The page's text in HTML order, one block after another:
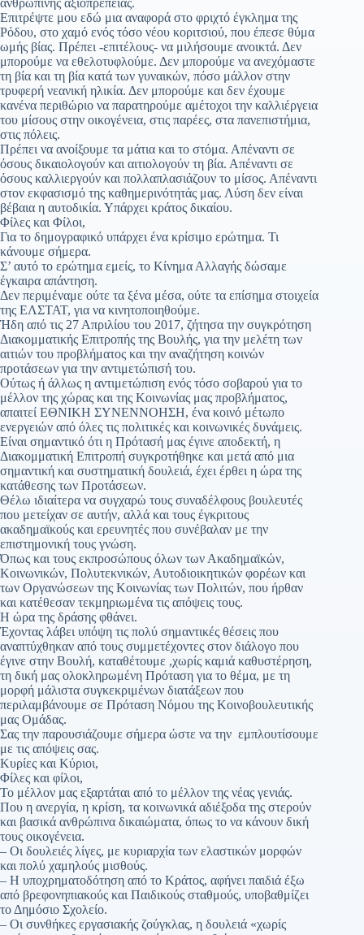
ανθρώπινης αξιοπρέπειας.
Επιτρέψτε μου εδώ μια αναφορά στο φριχτό έγκλημα της
Ρόδου, στο χαμό ενός τόσο νέου κοριτσιού, που έπεσε θύμα
ωμής βίας. Πρέπει -επιτέλους- να μιλήσουμε ανοικτά. Δεν
μπορούμε να εθελοτυφλούμε. Δεν μπορούμε να ανεχόμαστε
τη βία και τη βία κατά των γυναικών, πόσο μάλλον στην
τρυφερή νεανική ηλικία. Δεν μπορούμε και δεν έχουμε
κανένα περιθώριο να παρατηρούμε αμέτοχοι την καλλιέργεια
του μίσους στην οικογένεια, στις παρέες, στα πανεπιστήμια,
στις πόλεις.
Πρέπει να ανοίξουμε τα μάτια και το στόμα. Απέναντι σε
όσους δικαιολογούν και αιτιολογούν τη βία. Απέναντι σε
όσους καλλιεργούν και πολλαπλασιάζουν το μίσος. Απέναντι
στον εκφασισμό της καθημερινότητάς μας. Λύση δεν είναι
βέβαια η αυτοδικία. Υπάρχει κράτος δικαίου.
Φίλες και Φίλοι,
Για το δημογραφικό υπάρχει ένα κρίσιμο ερώτημα. Τι
κάνουμε σήμερα.
Σ’ αυτό το ερώτημα εμείς, το Κίνημα Αλλαγής δώσαμε
έγκαιρα απάντηση.
Δεν περιμέναμε ούτε τα ξένα μέσα, ούτε τα επίσημα στοιχεία
της ΕΛΣΤΑΤ, για να κινητοποιηθούμε.
Ήδη από τις 27 Απριλίου του 2017, ζήτησα την συγκρότηση
Διακομματικής Επιτροπής της Βουλής, για την μελέτη των
αιτιών του προβλήματος και την αναζήτηση κοινών
προτάσεων για την αντιμετώπισή του.
Ούτως ή άλλως η αντιμετώπιση ενός τόσο σοβαρού για το
μέλλον της χώρας και της Κοινωνίας μας προβλήματος,
απαιτεί ΕΘΝΙΚΗ ΣΥΝΕΝΝΟΗΣΗ, ένα κοινό μέτωπο
ενεργειών από όλες τις πολιτικές και κοινωνικές δυνάμεις.
Είναι σημαντικό ότι η Πρότασή μας έγινε αποδεκτή, η
Διακομματική Επιτροπή συγκροτήθηκε και μετά από μια
σημαντική και συστηματική δουλειά, έχει έρθει η ώρα της
κατάθεσης των Προτάσεων.
Θέλω ιδιαίτερα να συγχαρώ τους συναδέλφους βουλευτές
που μετείχαν σε αυτήν, αλλά και τους έγκριτους
ακαδημαϊκούς και ερευνητές που συνέβαλαν με την
επιστημονική τους γνώση.
Όπως και τους εκπροσώπους όλων των Ακαδημαϊκών,
Κοινωνικών, Πολυτεκνικών, Αυτοδιοικητικών φορέων και
των Οργανώσεων της Κοινωνίας των Πολιτών, που ήρθαν
και κατέθεσαν τεκμηριωμένα τις απόψεις τους.
Η ώρα της δράσης φθάνει.
Έχοντας λάβει υπόψη τις πολύ σημαντικές θέσεις που
αναπτύχθηκαν από τους συμμετέχοντες στον διάλογο που
έγινε στην Βουλή, καταθέτουμε ,χωρίς καμιά καθυστέρηση,
τη δική μας ολοκληρωμένη Πρόταση για το θέμα, με τη
μορφή μάλιστα συγκεκριμένων διατάξεων που
περιλαμβάνουμε σε Πρόταση Νόμου της Κοινοβουλευτικής
μας Ομάδας.
Σας την παρουσιάζουμε σήμερα ώστε να την εμπλουτίσουμε
με τις απόψεις σας.
Κυρίες και Κύριοι,
Φίλες και φίλοι,
Το μέλλον μας εξαρτάται από το μέλλον της νέας γενιάς.
Που η ανεργία, η κρίση, τα κοινωνικά αδιέξοδα της στερούν
και βασικά ανθρώπινα δικαιώματα, όπως το να κάνουν δική
τους οικογένεια.
– Οι δουλειές λίγες, με κυριαρχία των ελαστικών μορφών
και πολύ χαμηλούς μισθούς.
– Η υποχρηματοδότηση από το Κράτος, αφήνει παιδιά έξω
από βρεφονηπιακούς και Παιδικούς σταθμούς, υποβαθμίζει
το Δημόσιο Σχολείο.
– Οι συνθήκες εργασιακής ζούγκλας, η δουλειά «χωρίς